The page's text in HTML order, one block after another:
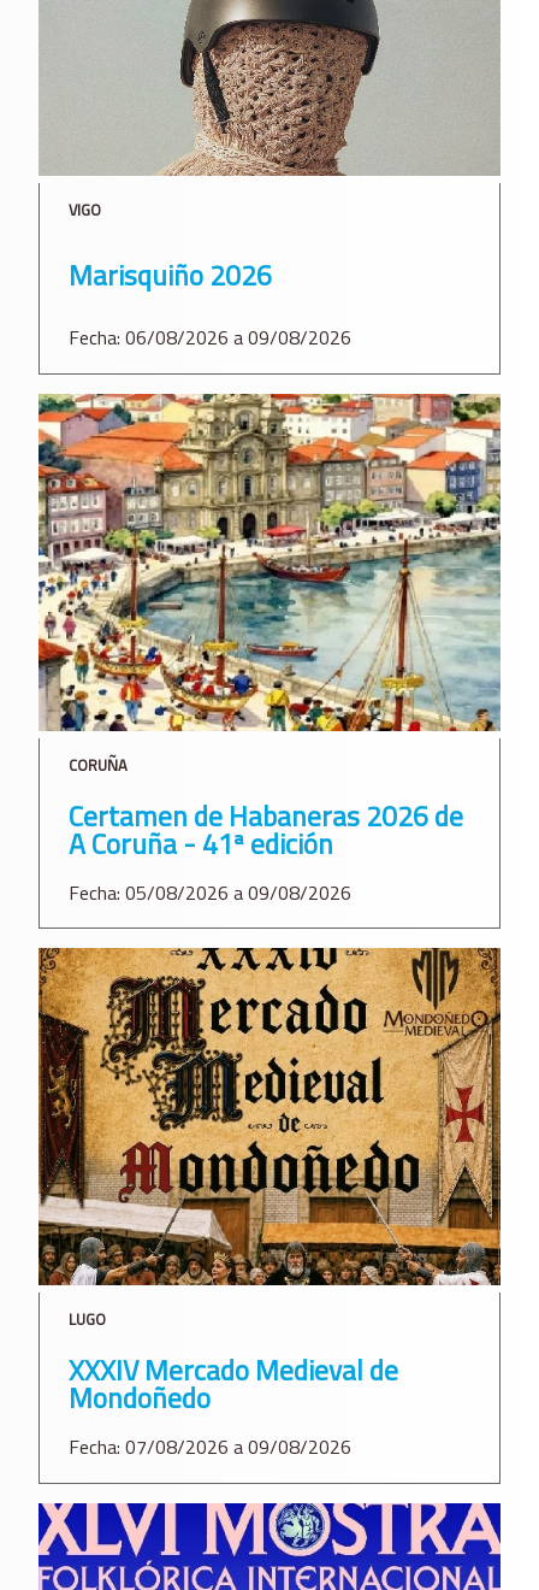
VIGO
Marisquiño 2026
Fecha: 06/08/2026 a 09/08/2026
CORUÑA
Certamen de Habaneras 2026 de
A Coruña - 41ª edición
Fecha: 05/08/2026 a 09/08/2026
LUGO
XXXIV Mercado Medieval de
Mondoñedo
Fecha: 07/08/2026 a 09/08/2026